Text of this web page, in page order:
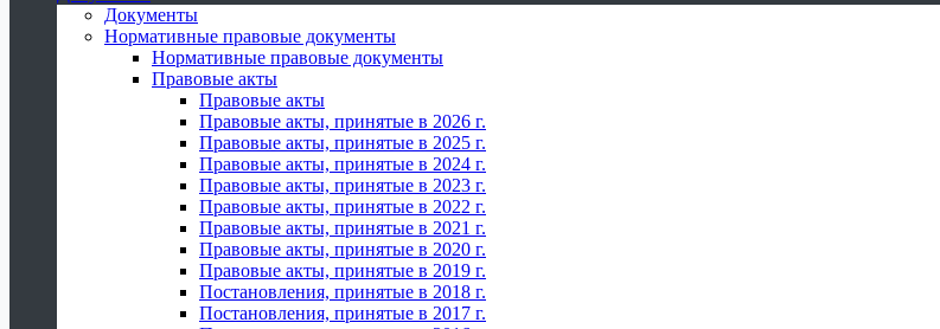
Документы
Нормативные правовые документы
Нормативные правовые документы
Правовые акты
Правовые акты
Правовые акты, принятые в 2026 г.
Правовые акты, принятые в 2025 г.
Правовые акты, принятые в 2024 г.
Правовые акты, принятые в 2023 г.
Правовые акты, принятые в 2022 г.
Правовые акты, принятые в 2021 г.
Правовые акты, принятые в 2020 г.
Правовые акты, принятые в 2019 г.
Постановления, принятые в 2018 г.
Постановления, принятые в 2017 г.